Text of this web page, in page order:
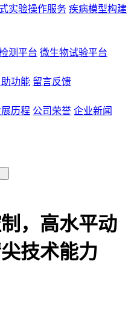
实验操作服务 疾病模型构建
测平台 微生物试验平台
助功能 留言反馈
历程 公司荣誉 企业新闻
，高水平动
技术能力